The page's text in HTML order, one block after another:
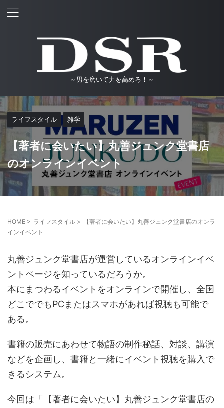
～男を磨いて力を高めろ！～
ライフスタイル 雑学
【著者に会いたい】丸善ジュンク堂書店
のオンラインイベント
HOME > ライフスタイル >
【著者に会いたい】丸善ジュンク堂書店のオンラ
インイベント
丸善ジュンク堂書店が運営しているオンラインイベ
ントページを知っているだろうか。
本にまつわるイベントをオンラインで開催し、全国
どこででもPCまたはスマホがあれば視聴も可能で
ある。
書籍の販売にあわせて物語の制作秘話、対談、講演
などを企画し、書籍と一緒にイベント視聴を購入で
きるシステム。
今回は「【著者に会いたい】丸善ジュンク堂書店の